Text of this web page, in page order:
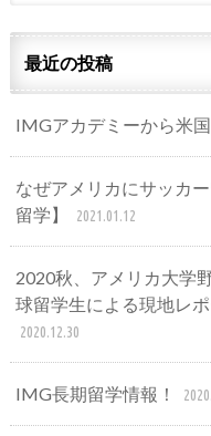
最近の投稿
IMGアカデミーから米
なぜアメリカにサッカ
留学】
2021.01.12
2020秋、アメリカ大学
球留学生による現地レ
2020.12.30
IMG長期留学情報！